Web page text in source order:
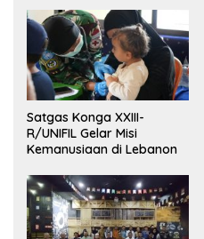
Satgas Konga XXIII-
R/UNIFIL Gelar Misi
Kemanusiaan di Lebanon